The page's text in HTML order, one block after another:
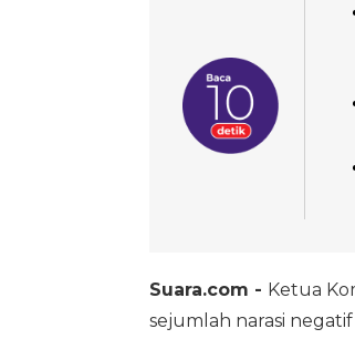
Suara.com - Ketua
sejumlah narasi